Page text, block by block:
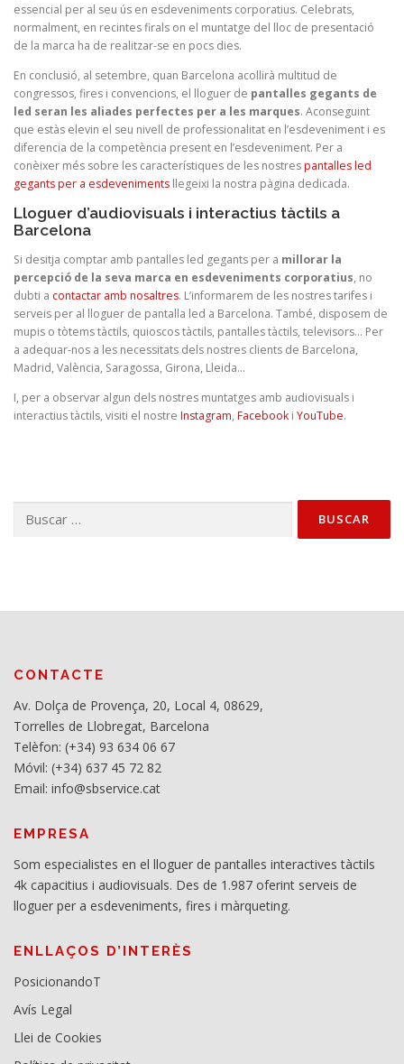
essencial per al seu ús en esdeveniments corporatius. Celebrats,
normalment, en recintes firals on el muntatge del lloc de presentació
de la marca ha de realitzar-se en pocs dies.
En conclusió, al setembre, quan Barcelona acollirà multitud de
congressos, fires i convencions, el lloguer de pantalles gegants de
led seran les aliades perfectes per a les marques. Aconseguint
que estàs elevin el seu nivell de professionalitat en l’esdeveniment i es
diferencia de la competència present en l’esdeveniment. Per a
conèixer més sobre les característiques de les nostrespantalles led
gegants per a esdeveniments llegeixi la nostra pàgina dedicada.
Lloguer d’audiovisuals i interactius tàctils a
Barcelona
Si desitja comptar amb pantalles led gegants per a millorar la
percepció de la seva marca en esdeveniments corporatius, no
dubti a contactar amb nosaltres. L’informarem de les nostres tarifes i
serveis per al lloguer de pantalla led a Barcelona. També, disposem de
mupis o tòtems tàctils, quioscos tàctils, pantalles tàctils, televisors… Per
a adequar-nos a les necessitats dels nostres clients de Barcelona,
Madrid, València, Saragossa, Girona, Lleida…
I, per a observar algun dels nostres muntatges amb audiovisuals i
interactius tàctils, visiti el nostre Instagram, Facebook i YouTube.
CONTACTE
Av. Dolça de Provença, 20, Local 4, 08629,
Torrelles de Llobregat, Barcelona
Telèfon: (+34) 93 634 06 67
Móvil: (+34) 637 45 72 82
Email: info@sbservice.cat
EMPRESA
Som especialistes en el lloguer de pantalles interactives tàctils
4k capacitius i audiovisuals. Des de 1.987 oferint serveis de
lloguer per a esdeveniments, fires i màrqueting.
ENLLAÇOS D’INTERÈS
PosicionandoT
Avís Legal
Llei de Cookies